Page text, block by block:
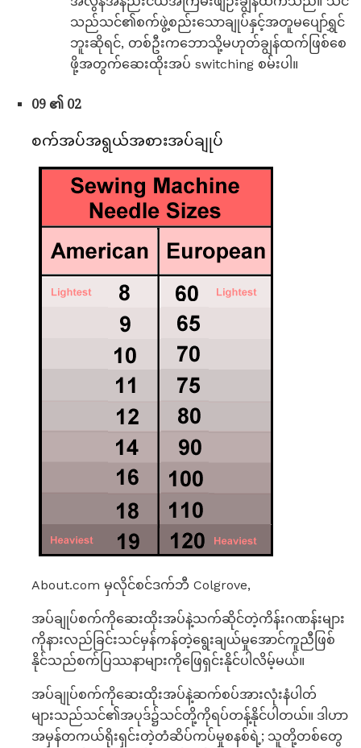
သည်သင်၏စက်ဖွဲ့စည်းသောချုပ်နှင့်အတူမပျော်ရွှင်
ဘူးဆိုရင်, တစ်ဦးကဘောသို့မဟုတ်ချွန်ထက်ဖြစ်စေ
ဖို့အတွက်ဆေးထိုးအပ် switching စမ်းပါ။
09 ၏ 02
စက်အပ်အရွယ်အစားအပ်ချုပ်
About.com မှလိုင်စင်ဒက်ဘီ Colgrove,
အပ်ချုပ်စက်ကိုဆေးထိုးအပ်နဲ့သက်ဆိုင်တဲ့ကိန်းဂဏန်းများ
ကိုနားလည်ခြင်းသင်မှန်ကန်တဲ့ရွေးချယ်မှုအောင်ကူညီဖြစ်
နိုင်သည်စက်ပြဿနာများကိုဖြေရှင်းနိုင်ပါလိမ့်မယ်။
အပ်ချုပ်စက်ကိုဆေးထိုးအပ်နဲ့ဆက်စပ်အားလုံးနံပါတ်
များသည်သင်၏အပုဒ်၌သင်တို့ကိုရပ်တန့်နိုင်ပါတယ်။ ဒါဟာ
အမှန်တကယ်ရိုးရှင်းတဲ့တံဆိပ်ကပ်မှုစနစ်ရဲ့; သူတို့တစ်တွေ